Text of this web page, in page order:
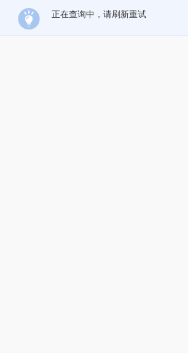
正在查询中，请刷新重试